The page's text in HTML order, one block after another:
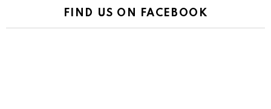
FIND US ON FACEBOOK